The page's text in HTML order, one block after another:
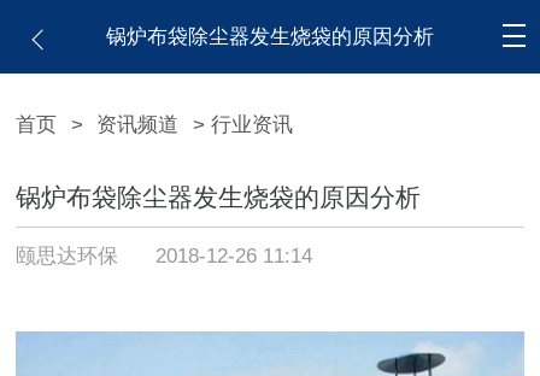
锅炉布袋除尘器发生烧袋的原因分析
首页 > 资讯频道 > 行业资讯
锅炉布袋除尘器发生烧袋的原因分析
颐思达环保 2018-12-26 11:14